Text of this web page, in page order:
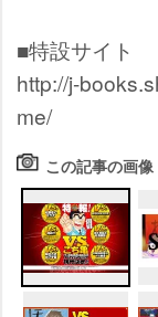
■特設サイト
http://j-
me/
この記事の画像